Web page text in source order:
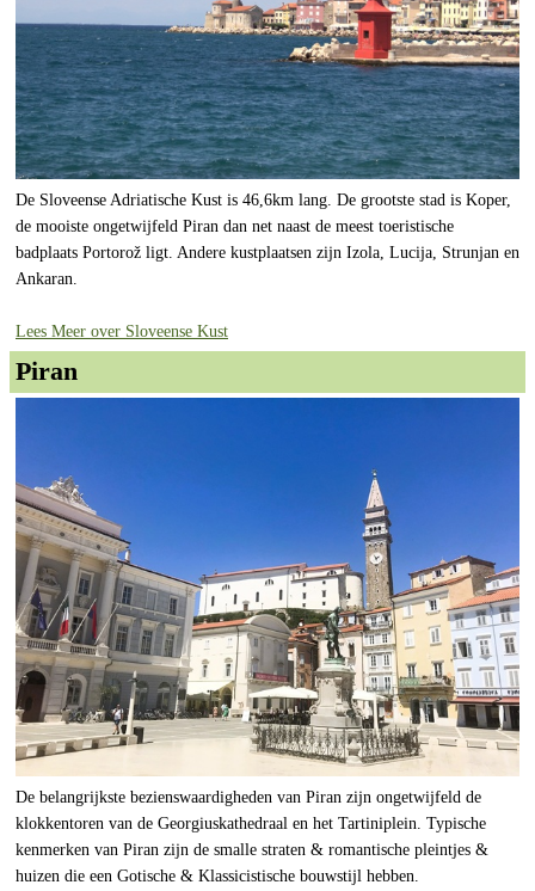
De Sloveense Adriatische Kust is 46,6km lang. De grootste stad is Koper,
de mooiste ongetwijfeld Piran dan net naast de meest toeristische
badplaats Portorož ligt. Andere kustplaatsen zijn Izola, Lucija, Strunjan en
Ankaran.
Lees Meer over Sloveense Kust
Piran
De belangrijkste bezienswaardigheden van Piran zijn ongetwijfeld de
klokkentoren van de Georgiuskathedraal en het Tartiniplein. Typische
kenmerken van Piran zijn de smalle straten & romantische pleintjes &
huizen die een Gotische & Klassicistische bouwstijl hebben.